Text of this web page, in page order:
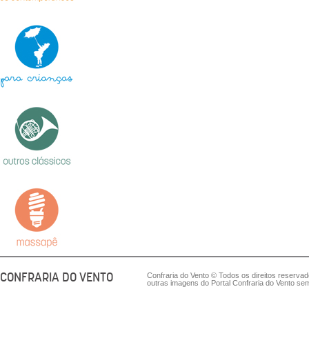
CONFRARIA DO VENTO
Confraria do Vento © Todos os direitos
outras imagens do Portal Confraria do Vento